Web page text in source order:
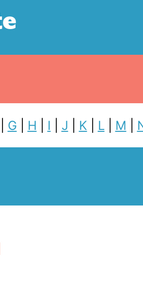
G H I J K L| M